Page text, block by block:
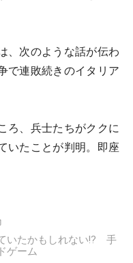
、次のような話が伝わ
で連敗続きのイタリア
ろ、兵士たちがククに
いたことが判明。即座
いたかもしれない!? 手
ゲーム